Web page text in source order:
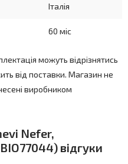
Італія
60 міс
можуть відрізнятись
від поставки. Магазин не
виробником
Nefer,
відгуки